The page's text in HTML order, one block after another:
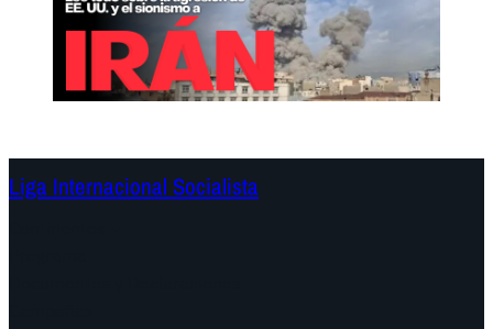
Liga Internacional Socialista